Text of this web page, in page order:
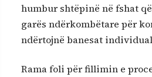
humbur shtëpinë në fshat
garës ndërkombëtare për
ndërtojnë banesat
Rama foli për fillimin e